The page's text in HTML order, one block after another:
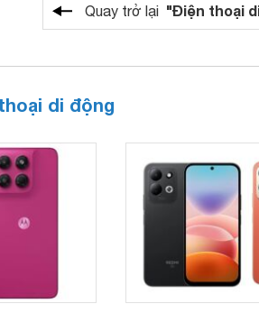
Quay trở lại "Điện thoại
di động